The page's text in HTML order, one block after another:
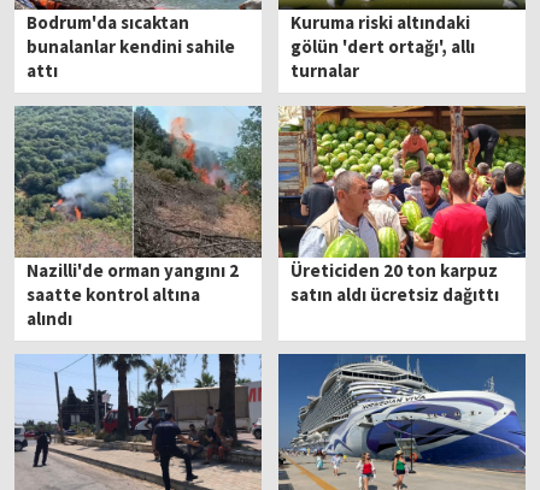
Bodrum'da sıcaktan
bunalanlar kendini sahile
attı
Kuruma riski altındaki
gölün 'dert ortağı', allı
turnalar
Nazilli'de orman yangını 2
saatte kontrol altına
alındı
Üreticiden 20 ton karpuz
satın aldı ücretsiz dağıttı